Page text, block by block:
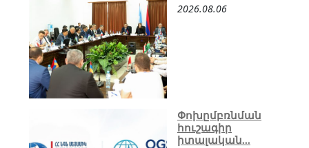
2026.08.06
Փոխըմբռնման
հուշագիր
իտալական...